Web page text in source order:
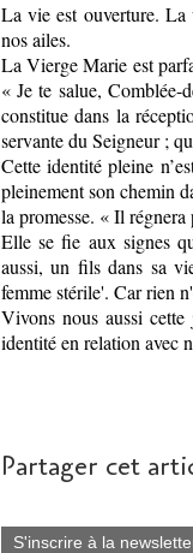
La vie est ouverture. La
nos ailes.
La Vierge Marie est
« Je te salue, Comblée-
constitue dans la
servante du Seigneur ;
Cette identité pleine
pleinement son chemin
la promesse. « Il
Elle se fie aux signes
aussi, un fils dans sa
femme stérile'. Car rien
Vivons nous aussi
identité en relation avec
Partager cet
S'inscrire à la